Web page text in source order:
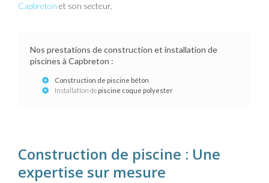
Capbreton et son secteur.
Nos prestations de construction et installation de
piscines à Capbreton :
Construction de piscine béton
Installation de piscine coque polyester
Construction de piscine : Une
expertise sur mesure